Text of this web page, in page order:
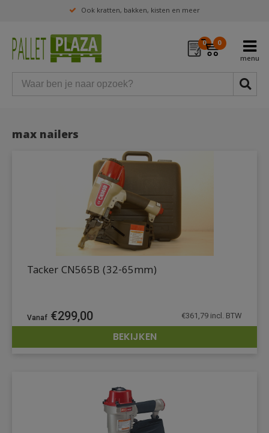
Ook kratten, bakken, kisten en meer
0 0
max nailers
DETAILS
Tacker CN565B (32-65mm)
€299,00 €361,79 incl. BTW
BEKIJKEN